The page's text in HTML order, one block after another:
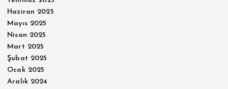
Haziran 2025
Mayıs 2025
Nisan 2025
Mart 2025
Şubat 2025
Ocak 2025
Aralık 2024